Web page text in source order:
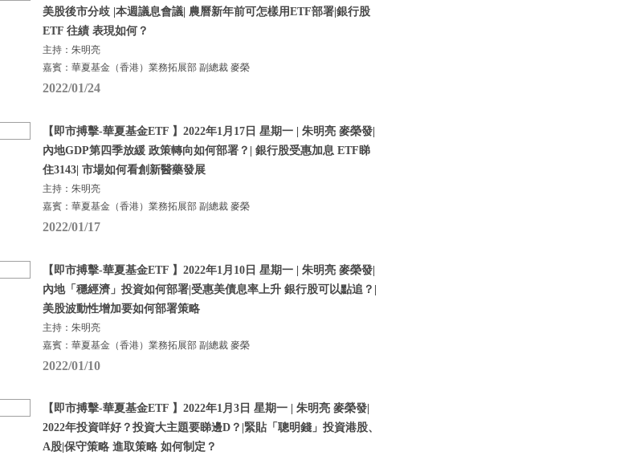
美股後市分歧 |本週議息會議| 農曆新年前可怎樣用ETF部署|銀行股
ETF 往績 表現如何？
主持：朱明亮
嘉賓：華夏基金（香港）業務拓展部 副總裁 麥榮
2022/01/24
【即市搏擊-華夏基金ETF 】2022年1月17日 星期一 | 朱明亮 麥榮發|
內地GDP第四季放緩 政策轉向如何部署？| 銀行股受惠加息 ETF睇
住3143| 市場如何看創新醫藥發展
主持：朱明亮
嘉賓：華夏基金（香港）業務拓展部 副總裁 麥榮
2022/01/17
【即市搏擊-華夏基金ETF 】2022年1月10日 星期一 | 朱明亮 麥榮發|
內地「穩經濟」投資如何部署|受惠美債息率上升 銀行股可以點追？|
美股波動性增加要如何部署策略
主持：朱明亮
嘉賓：華夏基金（香港）業務拓展部 副總裁 麥榮
2022/01/10
【即市搏擊-華夏基金ETF 】2022年1月3日 星期一 | 朱明亮 麥榮發|
2022年投資咩好？投資大主題要睇邊D？|緊貼「聰明錢」投資港股、
A股|保守策略 進取策略 如何制定？